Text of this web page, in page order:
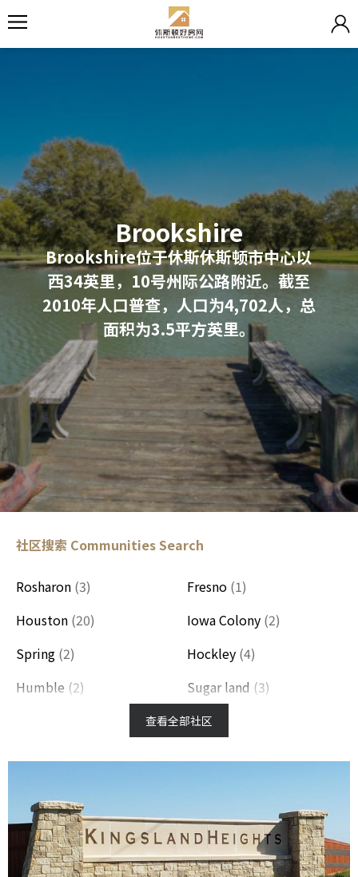
Brookshire
Brookshire位于休斯休斯顿市中心以
西34英里，10号州际公路附近。截至
2010年人口普查，人口为4,702人，总
面积为3.5平方英里。
社区搜索 Communities Search
Rosharon (3) Fresno (1)
Houston (20) Iowa Colony (2)
Spring (2) Hockley (4)
Humble (2) Sugar land (3)
Katy
Tomball(5) Manvel(6)
Conroe(4) Pearland(3)
查看全部社区